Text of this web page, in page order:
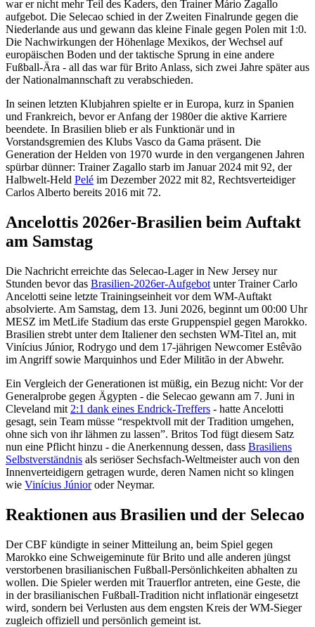
war er nicht mehr Teil des Kaders, den Trainer Mário Zagallo
aufgebot. Die Selecao schied in der Zweiten Finalrunde gegen die
Niederlande aus und gewann das kleine Finale gegen Polen mit 1:0.
Die Nachwirkungen der Höhenlage Mexikos, der Wechsel auf
europäischen Boden und der taktische Sprung in eine andere
Fußball-Ära - all das war für Brito Anlass, sich zwei Jahre später aus
der Nationalmannschaft zu verabschieden.
In seinen letzten Klubjahren spielte er in Europa, kurz in Spanien
und Frankreich, bevor er Anfang der 1980er die aktive Karriere
beendete. In Brasilien blieb er als Funktionär und in
Vorstandsgremien des Klubs Vasco da Gama präsent. Die
Generation der Helden von 1970 wurde in den vergangenen Jahren
spürbar dünner: Trainer Zagallo starb im Januar 2024 mit 92, der
Halbwelt-Held Pelé im Dezember 2022 mit 82, Rechtsverteidiger
Carlos Alberto bereits 2016 mit 72.
Ancelottis 2026er-Brasilien beim Auftakt
am Samstag
Die Nachricht erreichte das Selecao-Lager in New Jersey nur
Stunden bevor das Brasilien-2026er-Aufgebot unter Trainer Carlo
Ancelotti seine letzte Trainingseinheit vor dem WM-Auftakt
absolvierte. Am Samstag, dem 13. Juni 2026, beginnt um 00:00 Uhr
MESZ im MetLife Stadium das erste Gruppenspiel gegen Marokko.
Brasilien strebt unter dem Italiener den sechsten WM-Titel an, mit
Vinícius Júnior, Rodrygo und dem 17-jährigen Newcomer Estêvão
im Angriff sowie Marquinhos und Eder Militão in der Abwehr.
Ein Vergleich der Generationen ist müßig, ein Bezug nicht: Vor der
Generalprobe gegen Ägypten - die Selecao gewann am 7. Juni in
Cleveland mit 2:1 dank eines Endrick-Treffers - hatte Ancelotti
gesagt, sein Team müsse “respektvoll mit der Tradition umgehen,
ohne sich von ihr lähmen zu lassen”. Britos Tod fügt diesem Satz
nun eine Pflicht hinzu - die Anerkennung dessen, dass Brasiliens
Selbstverständnis als seriöser Sechsfach-Weltmeister auch von den
Innenverteidigern getragen wurde, deren Namen nicht so klingen
wie Vinícius Júnioroder Neymar.
Reaktionen aus Brasilien und der Selecao
Der CBF kündigte in seiner Mitteilung an, beim Spiel gegen
Marokko eine Schweigeminute für Brito und alle anderen jüngst
verstorbenen brasilianischen Fußball-Persönlichkeiten abhalten zu
wollen. Die Spieler werden mit Trauerflor antreten, eine Geste, die
in der brasilianischen Fußball-Tradition nicht inflationär eingesetzt
wird, sondern bei Verlusten aus dem engsten Kreis der WM-Sieger
zugleich offiziell und persönlich gemeint ist.